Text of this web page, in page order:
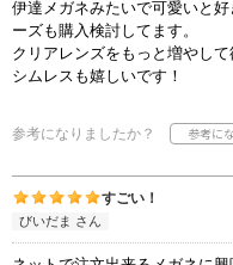
伊達メガネみたいで可愛いと
ーズも購入検討してます。
クリアレンズをもっと増やして
シムレスも嬉しいです！
参考になりましたか？
すごい！
びいだま さん